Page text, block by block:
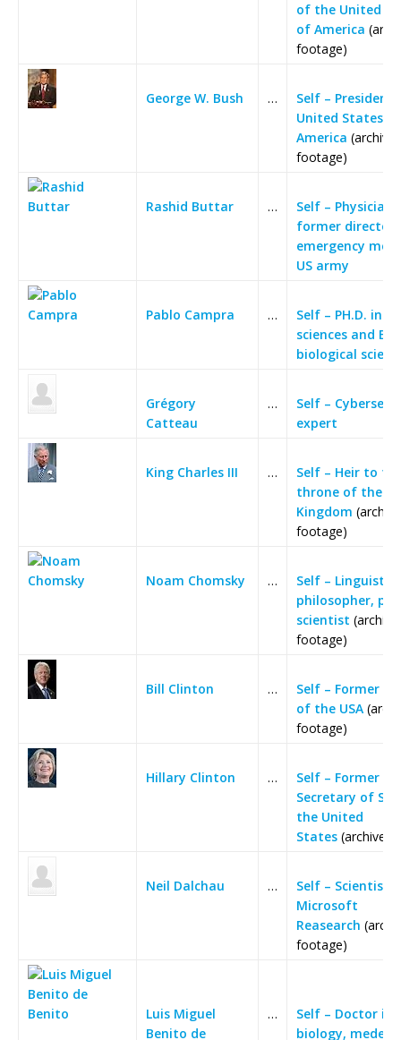
of the United
of America
footage)
George W. Bush …
Self – President
United States of
America (archive
footage)
Rashid Buttar …
Self – Physician
former director
emergency
US army
Pablo Campra …
Self – PH.D. in
sciences and
biological
Grégory
Catteau
…
Self –
expert
King Charles III …
Self – Heir to
throne of the
Kingdom (archive
footage)
Noam Chomsky …
Self – Linguist,
philosopher,
scientist (archive
footage)
Bill Clinton …
Self – Former
of the USA
footage)
Hillary Clinton …
Self – Former
Secretary of
the United
States (archive
Neil Dalchau …
Self – Scientist,
Microsoft
Reasearch
footage)
Luis Miguel
Benito de
…
Self – Doctor in
biology,